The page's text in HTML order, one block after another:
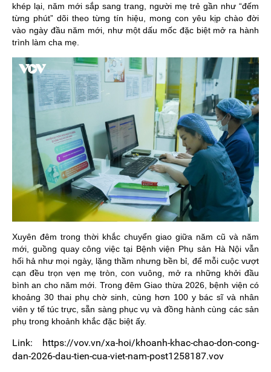
khép lại, năm mới sắp sang trang, người mẹ trẻ gần như “đếm
từng phút” dõi theo từng tín hiệu, mong con yêu kịp chào đời
vào ngày đầu năm mới, như một dấu mốc đặc biệt mở ra hành
trình làm cha mẹ.
Xuyên đêm trong thời khắc chuyển giao giữa năm cũ và năm
mới, guồng quay công việc tại Bệnh viện Phụ sản Hà Nội vẫn
hối hả như mọi ngày, lặng thầm nhưng bền bỉ, để mỗi cuộc vượt
cạn đều trọn vẹn mẹ tròn, con vuông, mở ra những khởi đầu
bình an cho năm mới. Trong đêm Giao thừa 2026, bệnh viện có
khoảng 30 thai phụ chờ sinh, cùng hơn 100 y bác sĩ và nhân
viên y tế túc trực, sẵn sàng phục vụ và đồng hành cùng các sản
phụ trong khoảnh khắc đặc biệt ấy.
Link: https://vov.vn/xa-hoi/khoanh-khac-chao-don-cong-
dan-2026-dau-tien-cua-viet-nam-post1258187.vov